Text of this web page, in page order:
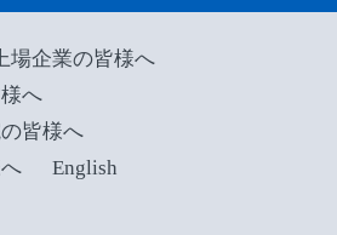
場企業の皆様へ
へ
皆様へ
English